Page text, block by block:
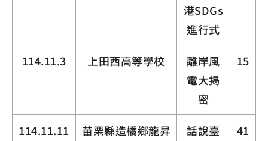
港SDGs
進行式
114.11.3 上田西高等學校
離岸風
電大揭
密
15
114.11.11
苗栗縣造橋鄉龍昇
話說臺
41